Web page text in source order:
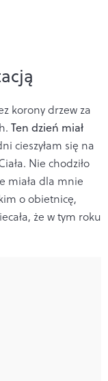
korony drzew za
Ten dzień miał
cieszyłam się na
Nie chodziło
miała dla mnie
o obietnicę,
że w tym roku